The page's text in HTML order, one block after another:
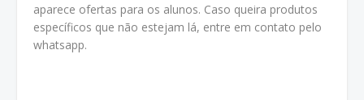
aparece ofertas para os alunos. Caso queira produtos
específicos que não estejam lá, entre em contato pelo
whatsapp.